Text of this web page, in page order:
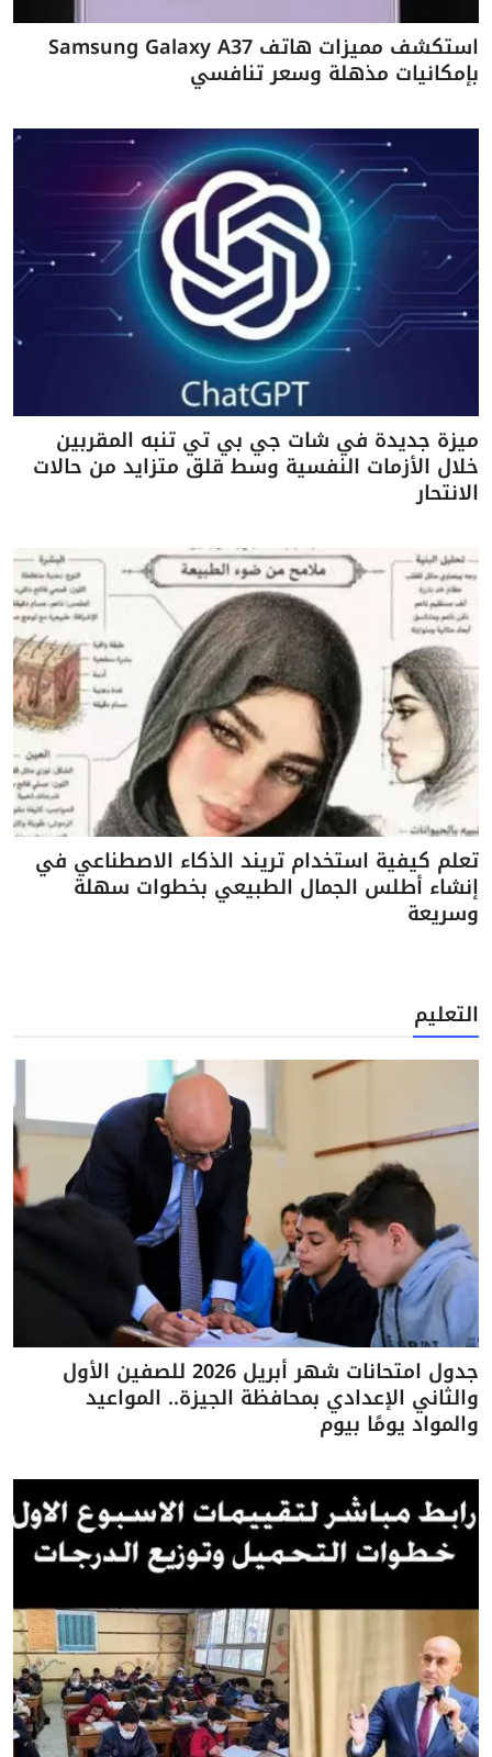
استكشف مميزات هاتف Samsung Galaxy A37
بإمكانيات مذهلة وسعر تنافسي
ميزة جديدة في شات جي بي تي تنبه المقربين
خلال الأزمات النفسية وسط قلق متزايد من حالات
الانتحار
تعلم كيفية استخدام تريند الذكاء الاصطناعي في
إنشاء أطلس الجمال الطبيعي بخطوات سهلة
وسريعة
التعليم
جدول امتحانات شهر أبريل 2026 للصفين الأول
والثاني الإعدادي بمحافظة الجيزة.. المواعيد
والمواد يومًا بيوم